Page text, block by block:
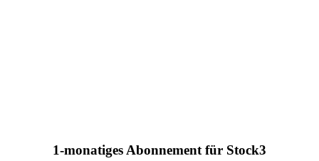
1-monatiges Abonnement für Stock3